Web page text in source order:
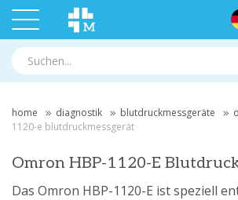
home diagnostik blutdruckmessgeräte
1120-e blutdruckmessgerät
Omron HBP-1120-E
Das Omron HBP-1120-E ist speziell